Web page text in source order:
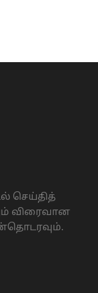
செய்தித்
விரைவான